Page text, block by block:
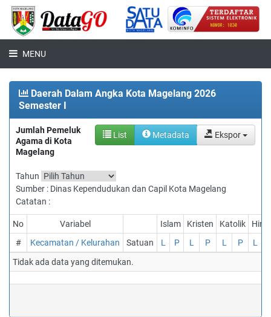
MENU
Daerah Dalam Angka Kota Magelang 2026
Semester I
List Metadata Ekspor
Jumlah Pemeluk
Agama di Kota
Magelang
Tahun
Sumber : Dinas Kependudukan dan Capil Kota Magelang
Catatan :
No Variabel Islam Kristen Katolik
#
Kecamatan / Kelurahan Satuan L P L P L P L
Tidak ada data yang ditemukan.